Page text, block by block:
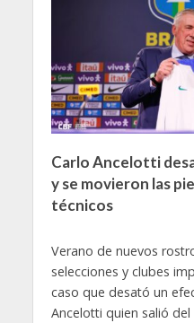
Carlo Ancelotti
y se movieron las
técnicos
Verano de nuevos
selecciones y clubes
caso que desató un
Ancelotti quien salió